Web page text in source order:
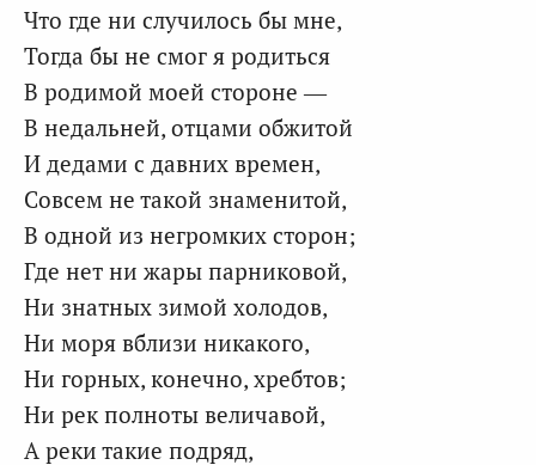
Что где ни случилось бы мне,
Тогда бы не смог я родиться
В родимой моей стороне —
В недальней, отцами обжитой
И дедами с давних времен,
Совсем не такой знаменитой,
В одной из негромких сторон;
Где нет ни жары парниковой,
Ни знатных зимой холодов,
Ни моря вблизи никакого,
Ни горных, конечно, хребтов;
Ни рек полноты величавой,
А реки такие подряд,